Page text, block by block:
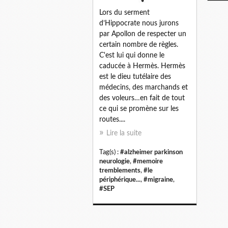
Lors du serment
d’Hippocrate nous jurons
par Apollon de respecter un
certain nombre de règles.
C'est lui qui donne le
caducée à Hermès. Hermès
est le dieu tutélaire des
médecins, des marchands et
des voleurs…en fait de tout
ce qui se promène sur les
routes....
Lire la suite
Tag(s) : #alzheimer parkinson
neurologie, #memoire
tremblements, #le
périphérique..., #migraine,
#SEP